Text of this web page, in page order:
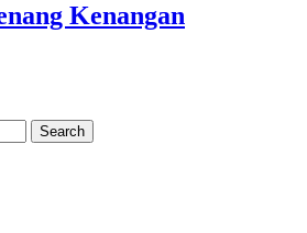
Kenangan